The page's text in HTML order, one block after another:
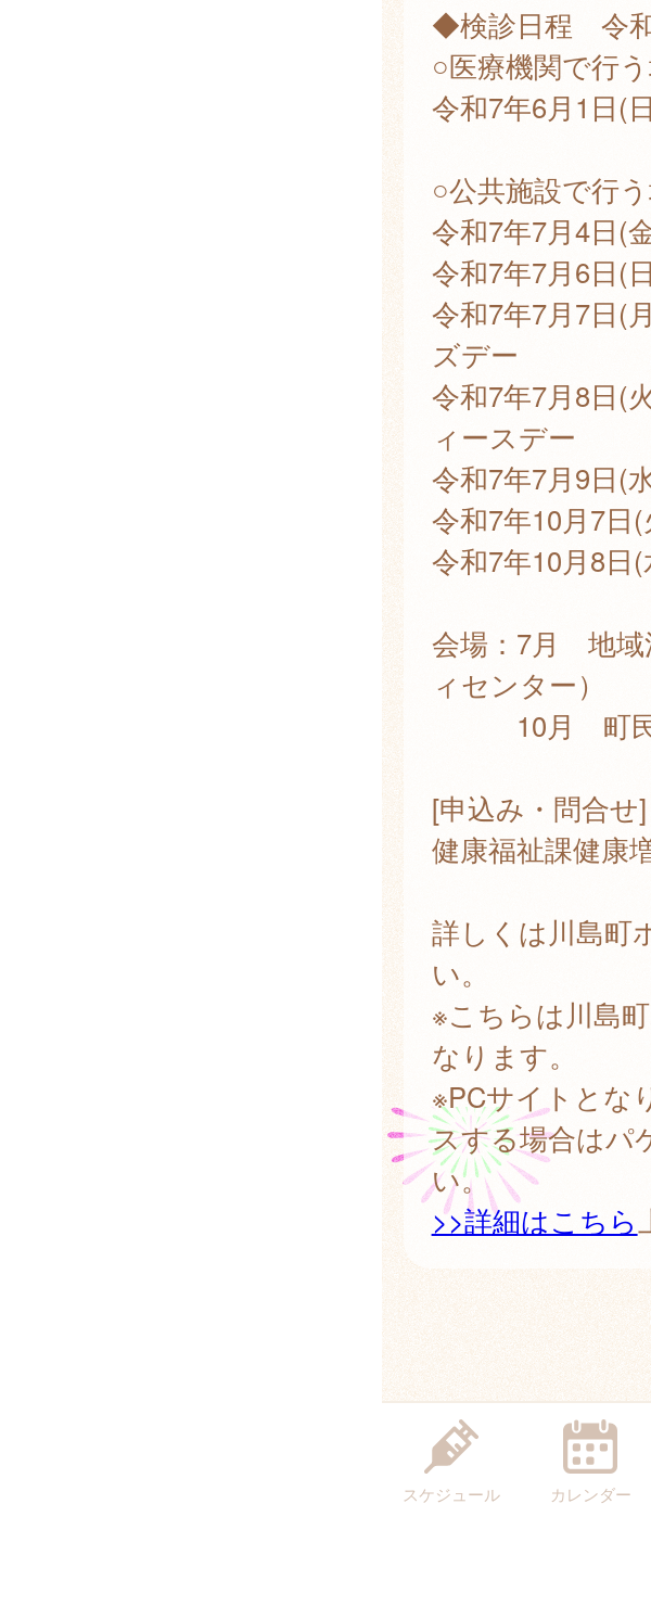
◆検診日程 令
○医療機関で行
令和7年6月1日(
○公共施設で行
令和7年7月4日(
令和7年7月6日(
令和7年7月7日(
ズデー
令和7年7月8日(
ィースデー
令和7年7月9日(
令和7年10月7日
令和7年10月8日
会場：7月 地域
ィセンター）
10月 町民
[申込み・問合せ]
健康福祉課健康
詳しくは川島町
い。
※こちらは川島
なります。
※PCサイトとな
スする場合はパ
い。
>>詳細はこちら
スケジュール カレンダー